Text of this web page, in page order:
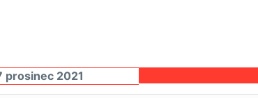
prosinec 2021